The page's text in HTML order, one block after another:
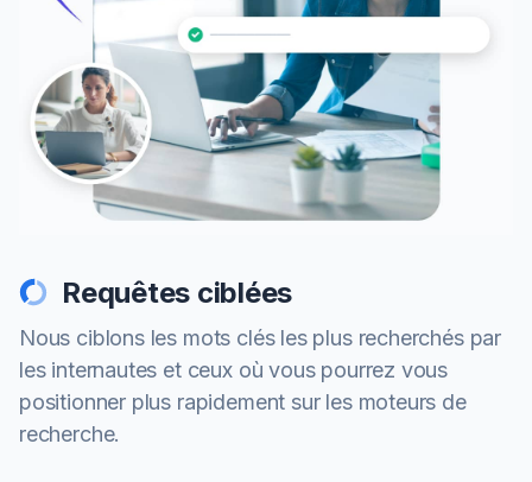
Requêtes ciblées
Nous ciblons les mots clés les plus recherchés par
les internautes et ceux où vous pourrez vous
positionner plus rapidement sur les moteurs de
recherche.